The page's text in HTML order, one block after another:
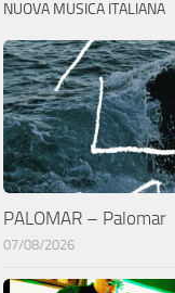
NUOVA MUSICA ITALIANA
PALOMAR – Palomar
07/08/2026